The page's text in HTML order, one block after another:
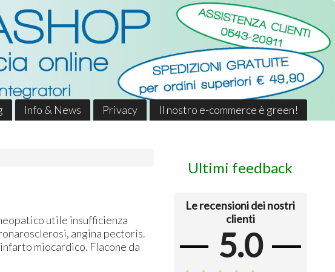
Info & News Privacy Il nostro e-commerce è green!
utile insufficienza
angina pectoris.
miocardico. Flacone da
Ultimi feedback
Le recensioni dei nostri
clienti
5.0